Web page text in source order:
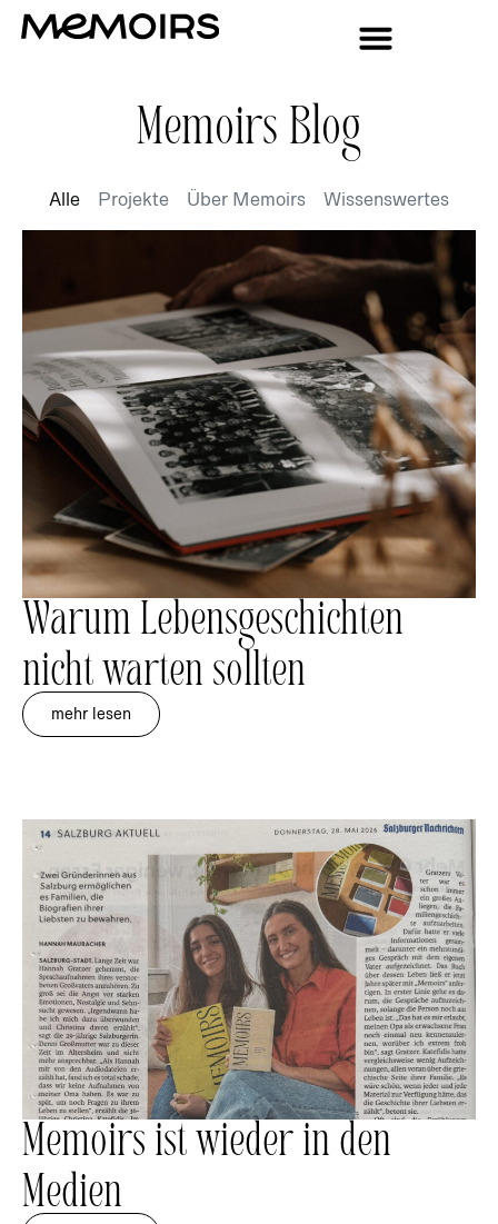
Memoirs Blog
Projekte Über Memoirs Wissenswertes
Alle
Warum Lebensgeschichten
nicht warten sollten
mehr lesen
Memoirs ist wieder in den
Medien